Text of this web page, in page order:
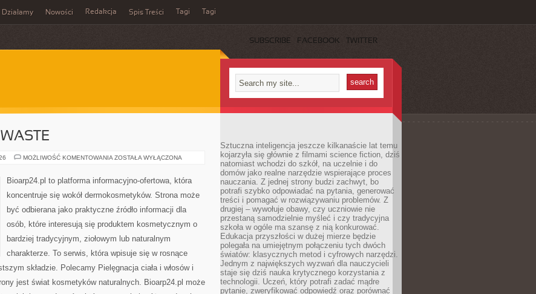
Działamy Nowości Redakcja Spis Treści Tagi Tagi
SUBSCRIBE FACEBOOK TWITTER
MOŻLIWOŚĆ KOMENTOWANIA KOSMETYKI
ZOSTAŁA WYŁĄCZONA
Bioarp24.pl to platforma informacyjno-ofertowa, która
koncentruje się wokół dermokosmetyków. Strona może
być odbierana jako praktyczne źródło informacji dla
osób, które interesują się produktem kosmetycznym o
bardziej tradycyjnym, ziołowym lub naturalnym
charakterze. To serwis, która wpisuje się w rosnące
składzie. Polecamy Pielęgnacja ciała i włosów i
jest świat kosmetyków naturalnych. Bioarp24.pl może
Sztuczna inteligencja jeszcze kilkanaście lat temu
kojarzyła się głównie z filmami science fiction, dziś
natomiast wchodzi do szkół, na uczelnie i do
domów jako realne narzędzie wspierające proces
nauczania. Z jednej strony budzi zachwyt, bo
potrafi szybko odpowiadać na pytania, generować
treści i pomagać w rozwiązywaniu problemów. Z
drugiej – wywołuje obawy, czy uczniowie nie
przestaną samodzielnie myśleć i czy tradycyjna
szkoła w ogóle ma szansę z nią konkurować.
Edukacja przyszłości w dużej mierze będzie
polegała na umiejętnym połączeniu tych dwóch
światów: klasycznych metod i cyfrowych narzędzi.
Jednym z największych wyzwań dla nauczycieli
staje się dziś nauka krytycznego korzystania z
technologii. Uczeń, który potrafi zadać mądre
pytanie, zweryfikować odpowiedź oraz porównać